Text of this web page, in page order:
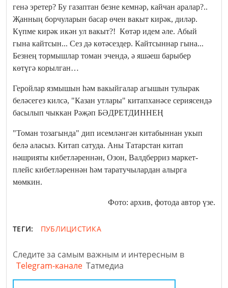
генә эретер? Бу газаптан безне кемнәр, кайчан аралар?..
Җанның борчуларын басар өчен вакыт кирәк, диләр.
Күпме кирәк икән ул вакыт?! Көтәр идем әле. Абый
гына кайтсын... Сез дә көтәсездер. Кайтсыннар гына...
Безнең тормышлар томан эчендә, ә яшәеш барыбер
көтүгә корылган…
Геройлар язмышын һәм вакыйгалар агышын тулырак
беләсегез килсә, "Казан утлары" китапханәсе сериясендә
басылып чыккан Рәҗәп БӘДРЕТДИННЕҢ
"Томан тозагында" дип исемләнгән китабыннан укып
белә аласыз. Китап сатуда. Аны Татарстан китап
нәшрияты кибетләреннән, Озон, Валдберриз маркет-
плейс кибетләреннән һәм таратучылардан алырга
мөмкин.
Фото: архив, фотода автор үзе.
ТЕГИ: ПУБЛИЦИСТИКА
Следите за самым важным и интересным в
Telegram-канале Татмедиа